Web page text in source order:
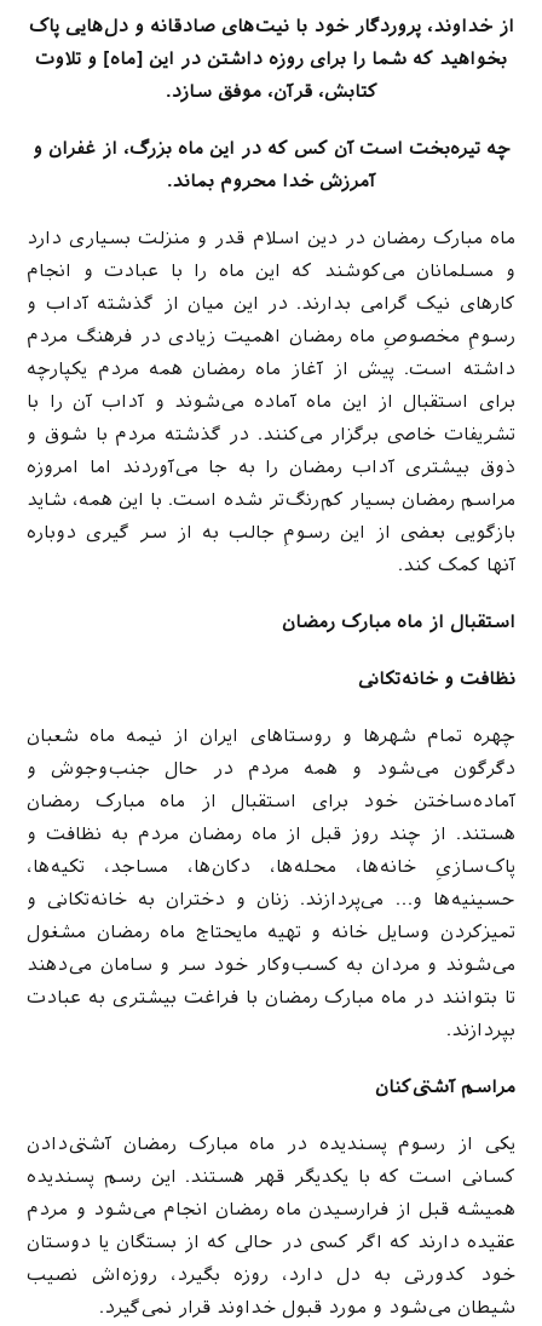
از خداوند، پروردگار خود با نیت‌های صادقانه و دل‌هایی پاک
بخواهید که شما را برای روزه داشتن در این [ماه] و تلاوت
کتابش، قرآن، موفق سازد.
چه تیره‌بخت است آن کس که در این ماه بزرگ، از غفران و
آمرزش خدا محروم بماند.
ماه مبارک رمضان در دین اسلام قدر و منزلت بسیاری دارد
و مسلمانان می‌کوشند که این ماه را با عبادت و انجام
کارهای نیک گرامی بدارند. در این میان از گذشته آداب و
رسومِ مخصوصِ ماه رمضان اهمیت زیادی در فرهنگ مردم
داشته است. پیش از آغاز ماه رمضان همه مردم یکپارچه
برای استقبال از این ماه آماده می‌شوند و آداب آن را با
تشریفات خاصی برگزار می‌کنند. در گذشته مردم با شوق و
ذوق بیشتری آداب رمضان را به جا می‌آوردند اما امروزه
مراسم رمضان بسیار کم‌رنگ‌تر شده است. با این همه، شاید
بازگویی بعضی از این رسومِ جالب به از سر گیری دوباره
آنها کمک کند.
استقبال از ماه مبارک رمضان
نظافت و خانه‌تکانی
چهره تمام شهرها و روستاهای ایران از نیمه ماه شعبان
دگرگون می‌شود و همه مردم در حال جنب‌وجوش و
آماده‌ساختن خود برای استقبال از ماه مبارک رمضان
هستند. از چند روز قبل از ماه رمضان مردم به نظافت و
پاک‌سازیِ خانه‌ها، محله‌ها، دکان‌ها، مساجد، تکیه‌ها،
حسینیه‌ها و… می‌پردازند. زنان و دختران به خانه‌تکانی و
تمیزکردن وسایل خانه و تهیه مایحتاج ماه رمضان مشغول
می‌شوند و مردان به کسب‌وکار خود سر و سامان می‌دهند
تا بتوانند در ماه مبارک رمضان با فراغت بیشتری به عبادت
بپردازند.
مراسم آشتی‌کنان
یکی از رسوم پسندیده در ماه مبارک رمضان آشتی‌دادن
کسانی است که با یکدیگر قهر هستند. این رسم پسندیده
همیشه قبل از فرارسیدن ماه رمضان انجام می‌شود و مردم
عقیده دارند که اگر کسی در حالی که از بستگان یا دوستان
خود کدورتی به دل دارد، روزه بگیرد، روزه‌اش نصیب
شیطان می‌شود و مورد قبول خداوند قرار نمی‌گیرد.